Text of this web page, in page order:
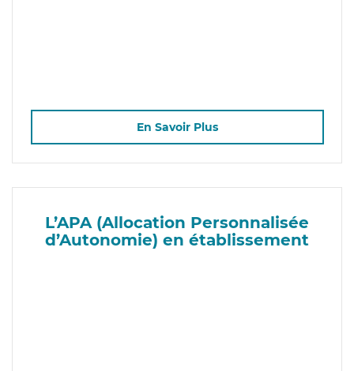
En Savoir Plus
L’APA (Allocation Personnalisée
d’Autonomie) en établissement